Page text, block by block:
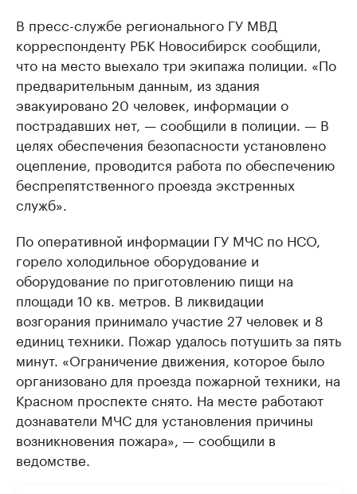
В пресс-службе регионального ГУ МВД
корреспонденту РБК Новосибирск сообщили,
что на место выехало три экипажа полиции. «По
предварительным данным, из здания
эвакуировано 20 человек, информации о
пострадавших нет, — сообщили в полиции. — В
целях обеспечения безопасности установлено
оцепление, проводится работа по обеспечению
беспрепятственного проезда экстренных
служб».
По оперативной информации ГУ МЧС по НСО,
горело холодильное оборудование и
оборудование по приготовлению пищи на
площади 10 кв. метров. В ликвидации
возгорания принимало участие 27 человек и 8
единиц техники. Пожар удалось потушить за пять
минут. «Ограничение движения, которое было
организовано для проезда пожарной техники, на
Красном проспекте снято. На месте работают
дознаватели МЧС для установления причины
возникновения пожара», — сообщили в
ведомстве.